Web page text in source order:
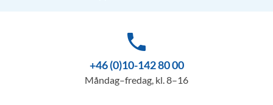
phone
+46 (0)10-142 80 00
Måndag–fredag, kl. 8–16